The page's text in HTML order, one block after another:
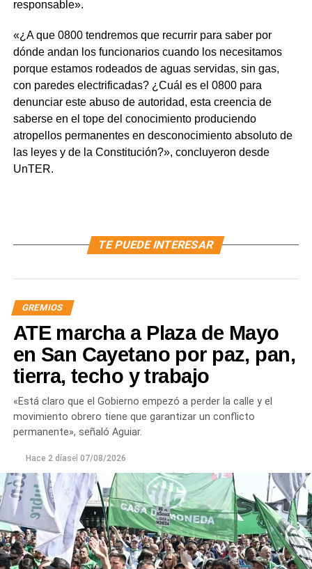
responsable».
«¿A que 0800 tendremos que recurrir para saber por
dónde andan los funcionarios cuando los necesitamos
porque estamos rodeados de aguas servidas, sin gas,
con paredes electrificadas? ¿Cuál es el 0800 para
denunciar este abuso de autoridad, esta creencia de
saberse en el tope del conocimiento produciendo
atropellos permanentes en desconocimiento absoluto de
las leyes y de la Constitución?», concluyeron desde
UnTER.
TE PUEDE INTERESAR
GREMIOS
ATE marcha a Plaza de Mayo
en San Cayetano por paz, pan,
tierra, techo y trabajo
«Está claro que el Gobierno empezó a perder la calle y el
movimiento obrero tiene que garantizar un conflicto
permanente», señaló Aguiar.
Hace 2 díasel 07/08/2026